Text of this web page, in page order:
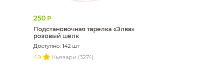
250 Р
Подстановочная тарелка «Элва»
розовый шёлк
Доступно: 142 шт
4.9
Кьявари (3274)